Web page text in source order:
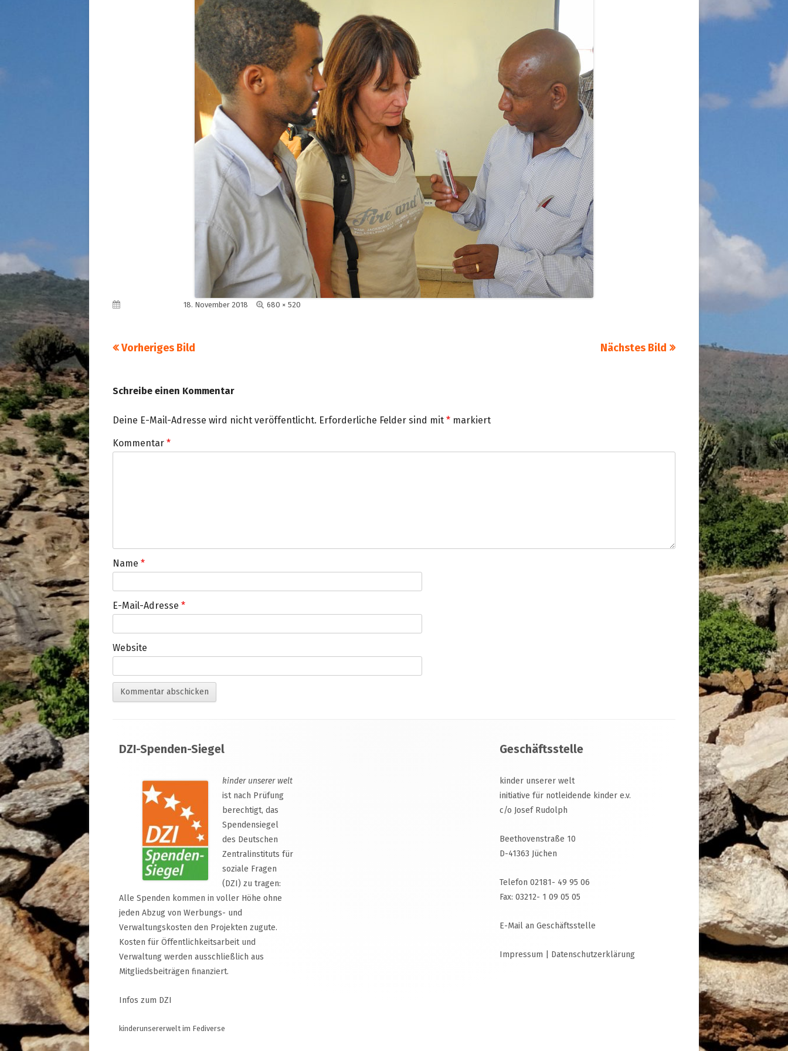
SÜDAFRIKA — PFLEGEEINRICHTUNG FÜR
HIV-WAISENKINDER
SÜDAFRIKA — SCHUL- UND
FÖRDERZENTRUM
ABGESCHLOSSENE PROJEKTE
ÄTHIOPIEN – AUSBILDUNGSZENTRUM FÜR
MÜTTER IN NOT
MUTTER-KIND-KLINIK IN ENDASELASSIE
ÄTHIOPIEN — MEDIZINISCHE HILFE FÜR
MUTTER UND KIND
MEDIZINISCHE HILFE FÜR MÜTTER UND
KINDER – WIR BLEIBEN DRAN!
UNTERSTÜTZUNG FÜR SCHUL- UND
STRASSENKINDER
VORSTAND UND ORGANISATION
SATZUNG UND LEITLINIEN
IMPRESSUM
DATENSCHUTZERKLÄRUNG
CHILDREN OF OUR WORLD – INITIATIVE
FOR CHILDREN IN MISERY
Veröffentlicht am18. November 2018
Volle
680 × 520
Vorheriges Bild Nächstes Bild
Schreibe einen Kommentar
Deine E-Mail-Adresse wird nicht veröffentlicht. Erforderliche Felder sind mit * markiert
Kommentar *
Name *
E-Mail-Adresse *
Website
Inhalt
DZI-Spenden-Siegel
kinder unserer welt
ist nach Prüfung
berechtigt, das
Spendensiegel
des Deutschen
Zentralinstituts für
soziale Fragen
(DZI) zu tragen:
Alle Spenden kommen in voller Höhe ohne
jeden Abzug von Werbungs- und
Verwaltungskosten den Projekten zugute.
Kosten für Öffentlichkeitsarbeit und
Verwaltung werden ausschließlich aus
Mitgliedsbeiträgen finanziert.
Infos zum DZI
kinderunsererwelt im Fediverse
Geschäftsstelle
kinder unserer welt
initiative für notleidende kinder e.v.
c/o Josef Rudolph
Beethovenstraße 10
D-41363 Jüchen
Telefon 02181- 49 95 06
Fax: 03212- 1 09 05 05
E-Mail an Geschäftsstelle
Impressum Datenschutzerklärung